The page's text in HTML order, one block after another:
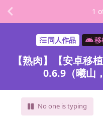
同人作品 移
【熟肉】【安卓移
0.6.9（曦山
No one is typing
1